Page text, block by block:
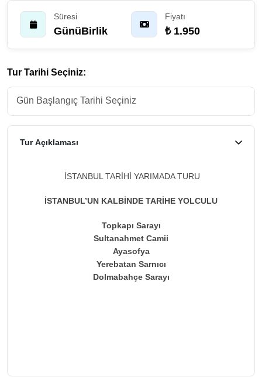
Süresi
GünüBirlik
Fiyatı
₺ 1.950
Tur Tarihi Seçiniz:
Tur Açıklaması
İSTANBUL TARİHİ YARIMADA TURU
İSTANBUL’UN KALBİNDE TARİHE YOLCULU
Topkapı Sarayı
Sultanahmet Camii
Ayasofya
Yerebatan Sarnıcı
Dolmabahçe Sarayı